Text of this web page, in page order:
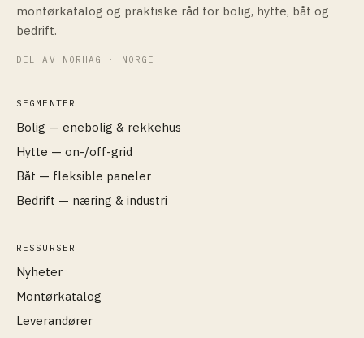
montørkatalog og praktiske råd for bolig, hytte, båt og
bedrift.
DEL AV NORHAG · NORGE
SEGMENTER
Bolig — enebolig & rekkehus
Hytte — on-/off-grid
Båt — fleksible paneler
Bedrift — næring & industri
RESSURSER
Nyheter
Montørkatalog
Leverandører